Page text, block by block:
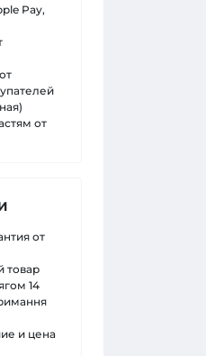
Pay,
от
от
товар
14
и цена